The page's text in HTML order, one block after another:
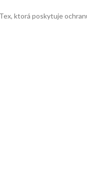
ktorá poskytuje